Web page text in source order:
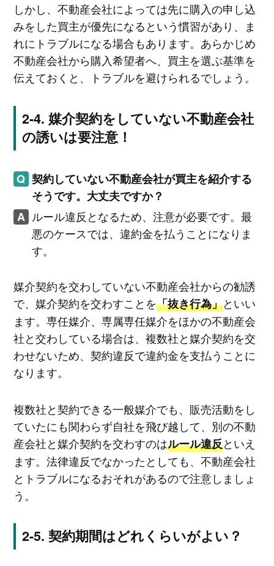
しかし、不動産会社によっては先に購入の申し込
みをした買主が優先になるという慣習があり、ま
れにトラブルになる場合もあります。あらかじめ
不動産会社から購入希望者へ、買主を選ぶ基準を
伝えておくと、トラブルを避けられるでしょう。
媒介契約をしていない不動産会社
の誘いは要注意！
契約していない不動産会社が買主を紹介する
そうです。大丈夫ですか？
ルール違反となるため、注意が必要です。最
悪のケースでは、違約金を払うことになりま
す。
媒介契約を交わしていない不動産会社からの勧誘
で、媒介契約を交わすことを「抜き行為」といい
ます。専任媒介、専属専任媒介をほかの不動産会
社と交わしている場合は、複数社と媒介契約を交
わせないため、契約違反で違約金を支払うことに
なります。
複数社と契約できる一般媒介でも、販売活動をし
ていたにも関わらず自社を飛び越して、別の不動
産会社と媒介契約を交わすのはルール違反といえ
ます。法律違反でなかったとしても、不動産会社
とトラブルになるおそれがあるので注意しましょ
う。
契約期間はどれくらいがよい？